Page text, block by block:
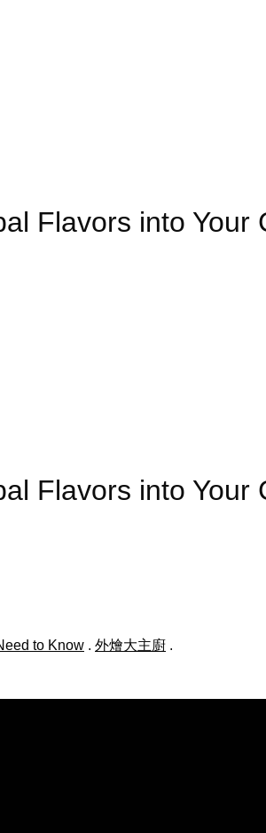
Flavors into Your
Flavors into Your
to Know . 外燴大主廚 .